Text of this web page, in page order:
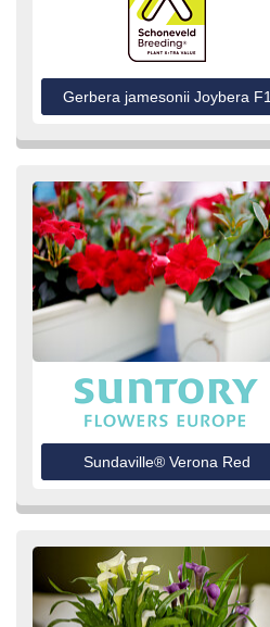
Gerbera jamesonii Joybera F1
Sundaville® Verona Red